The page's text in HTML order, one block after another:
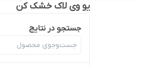
یو وی لاک خشک کن
جستجو در نتایج